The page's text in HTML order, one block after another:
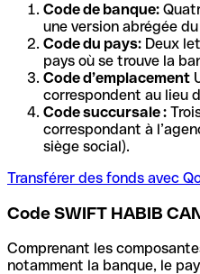
Code de banque:
une version abrégée
Code du pays: Deux
pays où se trouve la
Code d’emplacement
correspondent au lieu
Code succursale :
correspondant à
siège social).
Transférer des fonds avec
Code SWIFT HABIB
Comprenant les
notamment la banque, le